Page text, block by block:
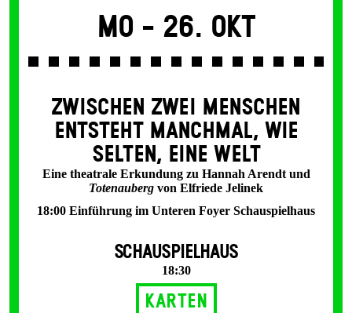
Mo - 26. Okt
ZWISCHEN ZWEI MENSCHEN
ENT­STEHT MANCH­MAL, WIE
SELTEN, EINE WELT
Eine theatrale Erkundung zu Hannah Arendt und
Totenauberg von Elfriede Jelinek
18:00 Einführung im Unteren Foyer Schauspielhaus
SCHAUSPIELHAUS
18:30
Karten